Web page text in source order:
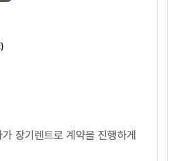
는 날씨라 세차를 했지만 아
었어요. 조금 아쉬운건 리어
페인트 같은 것이(3cm) 묻어
내긴 했지만, 잔기스가 조금
장기렌트로 계약을 진행하게